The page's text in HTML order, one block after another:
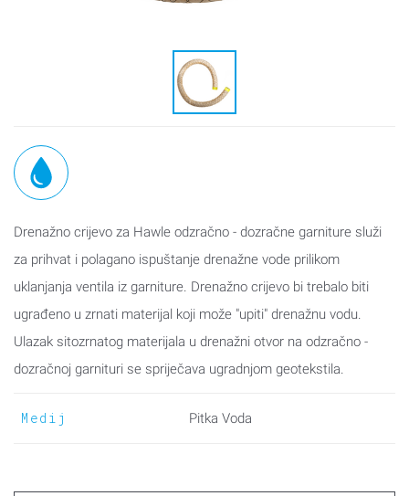
Drenažno crijevo za Hawle odzračno - dozračne garniture služi
za prihvat i polagano ispuštanje drenažne vode prilikom
uklanjanja ventila iz garniture. Drenažno crijevo bi trebalo biti
ugrađeno u zrnati materijal koji može "upiti" drenažnu vodu.
Ulazak sitozrnatog materijala u drenažni otvor na odzračno -
dozračnoj garnituri se spriječava ugradnjom geotekstila.
Medij Pitka Voda